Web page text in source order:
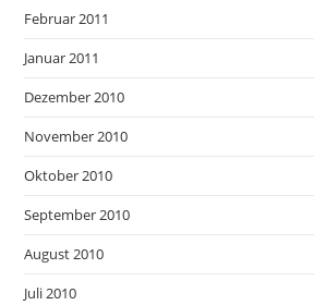
Februar 2011
Januar 2011
Dezember 2010
November 2010
Oktober 2010
September 2010
August 2010
Juli 2010